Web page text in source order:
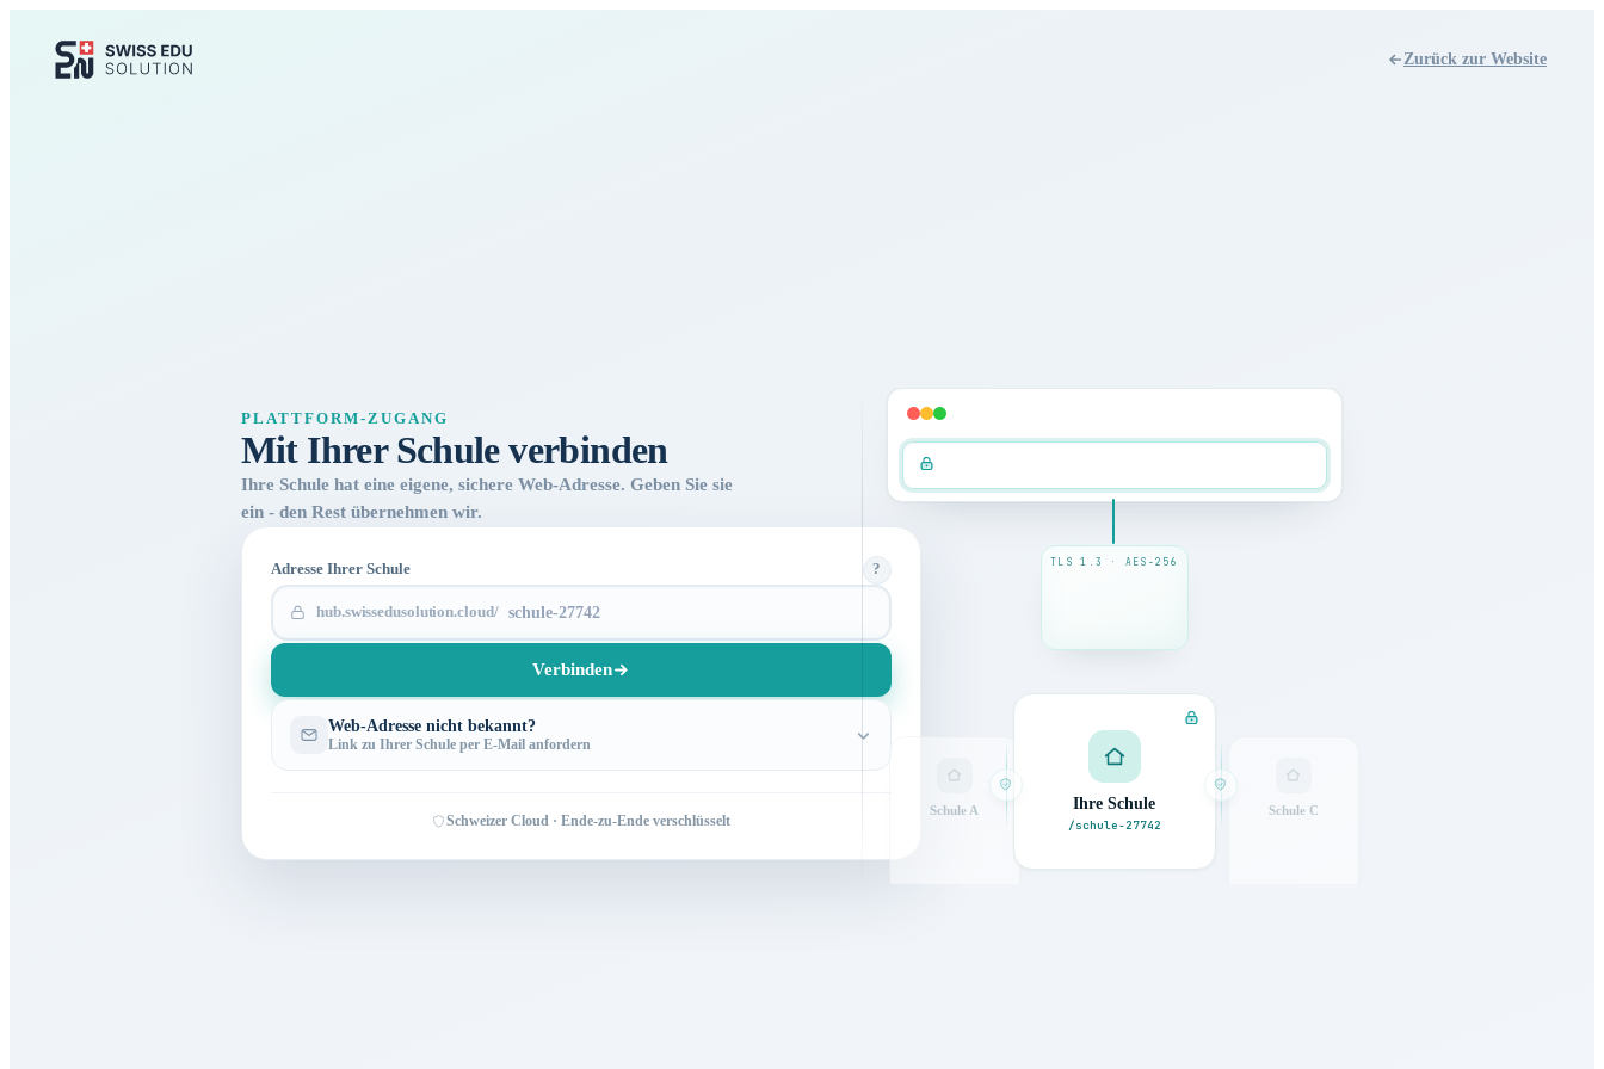
Zurück zur Website
PLATTFORM-ZUGANG
Mit Ihrer Schule verbinden
Ihre Schule hat eine eigene, sichere Web-Adresse. Geben Sie sie
ein - den Rest übernehmen wir.
Adresse Ihrer Schule ?
hub.swissedusolution.cloud/
Verbinden
Web-Adresse nicht bekannt?
Link zu Ihrer Schule per E-Mail anfordern
Schweizer Cloud · Ende-zu-Ende verschlüsselt
TLS 1.3 · AES‑256
Schule A Schule C
Ihre Schule
/schule-27742